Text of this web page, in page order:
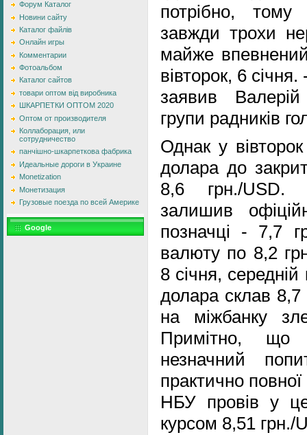
Форум Каталог
Новини сайту
Каталог файлів
Онлайн игры
Комментарии
Фотоальбом
Каталог сайтов
товари оптом від виробника
ШКАРПЕТКИ ОПТОМ 2020
Оптом от производителя
Коллаборация, или
сотрудничество
панчішно-шкарпеткова фабрика
Идеальные дороги в Украине
Monetization
Монетизация
Грузовые поезда по всей Америке
Google
потрібно,
завжди трохи
майже
вівторок, 6
заявив
групи радників
Однак у
долара до
8,6 грн./
залишив
позначці - 7,7
валюту по 8,2
8 січня, середній
долара склав 8,7
на міжбанку
Примітно, що
незначний
практично повної
НБУ провів у
курсом 8,51 грн./